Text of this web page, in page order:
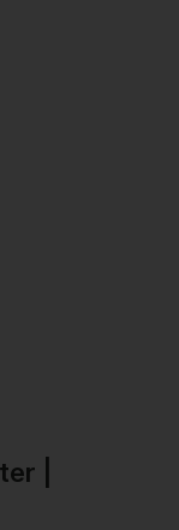
|